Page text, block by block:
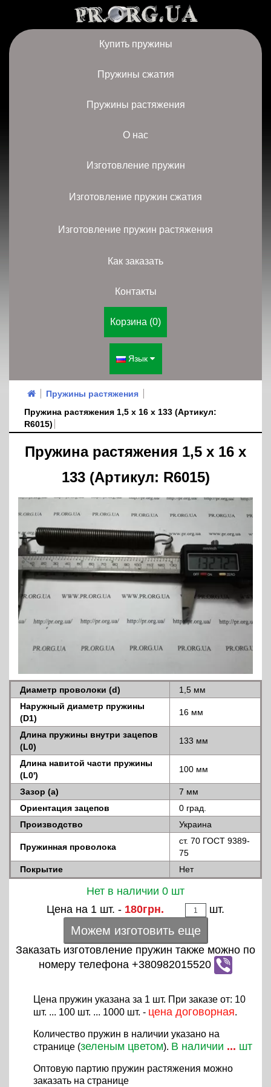
Купить пружины
Пружины сжатия
Пружины растяжения
О нас
Изготовление пружин
Изготовление пружин сжатия
Изготовление пружин растяжения
Как заказать
Контакты
Корзина (0)
Язык
Пружины растяжения
Пружина растяжения 1,5 х 16 х 133 (Артикул:
R6015)
Пружина растяжения 1,5 х 16 х
133 (Артикул: R6015)
Диаметр проволоки (d)
1,5 мм
Наружный диаметр пружины
(D1)
16 мм
Длина пружины внутри зацепов
(L0)
133 мм
Длина навитой части пружины
(L0')
100 мм
Зазор (a)
7 мм
Ориентация зацепов
0 град.
Производство
Украина
Пружинная проволока
ст. 70 ГОСТ 9389-
75
Покрытие
Нет
Нет в наличии 0 шт
Цена на 1 шт. - 180грн. шт.
Можем изготовить еще
Заказать изготовление пружин также можно по
номеру телефона +380982015520
Цена пружин указана за 1 шт. При заказе от: 10
шт. ... 100 шт. ... 1000 шт. - цена договорная.
Количество пружин в наличии указано на
странице (зеленым цветом). В наличии ... шт
Оптовую партию пружин растяжения можно
заказать на странице